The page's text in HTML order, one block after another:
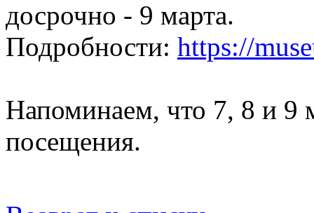
досрочно - 9 марта.
Подробности: https://
Напоминаем, что 7, 8 и 9
посещения.